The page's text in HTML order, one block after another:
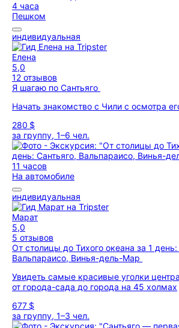
4 часа
Пешком
индивидуальная
Елена
5,0
12 отзывов
Я шагаю по Сантьяго
Начать знакомство с Чили с осмотра
280 $
за группу, 1–6 чел.
11 часов
На автомобиле
индивидуальная
Марат
5,0
5 отзывов
От столицы до Тихого океана за 1 день:
Вальпараисо, Винья-дель-Мар
Увидеть самые красивые уголки
от города-сада до города на 45 холмах
677 $
за группу, 1–3 чел.